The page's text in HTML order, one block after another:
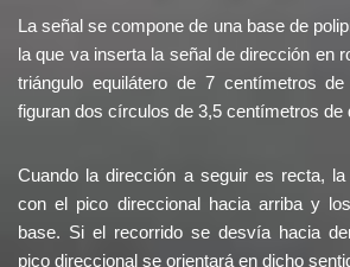
La señal se compone de una base de
la que va inserta la señal de dirección en
triángulo equilátero de 7 centímetros
figuran dos círculos de 3,5 centímetros de
Cuando la dirección a seguir es recta,
con el pico direccional hacia arriba y
base. Si el recorrido se desvía hacia
pico direccional se orientará en dicho